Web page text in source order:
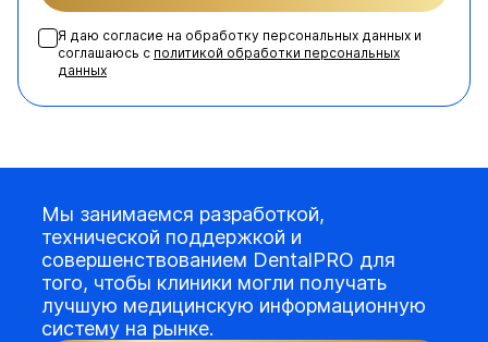
Я даю согласие на обработку персональных данных и
соглашаюсь с политикой обработки персональных
данных
Мы занимаемся разработкой,
технической поддержкой и
совершенствованием DentalPRO для
того, чтобы клиники могли получать
лучшую медицинскую информационную
систему на рынке.